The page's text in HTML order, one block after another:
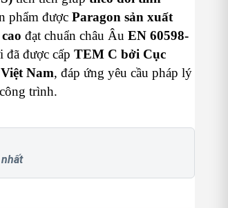
phẩm được Paragon sản xuất
đạt chuẩn châu Âu EN 60598-
đã được cấp TEM C bởi Cục
Nam, đáp ứng yêu cầu pháp lý
trình.